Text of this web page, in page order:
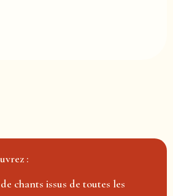
:
chants issus de toutes les